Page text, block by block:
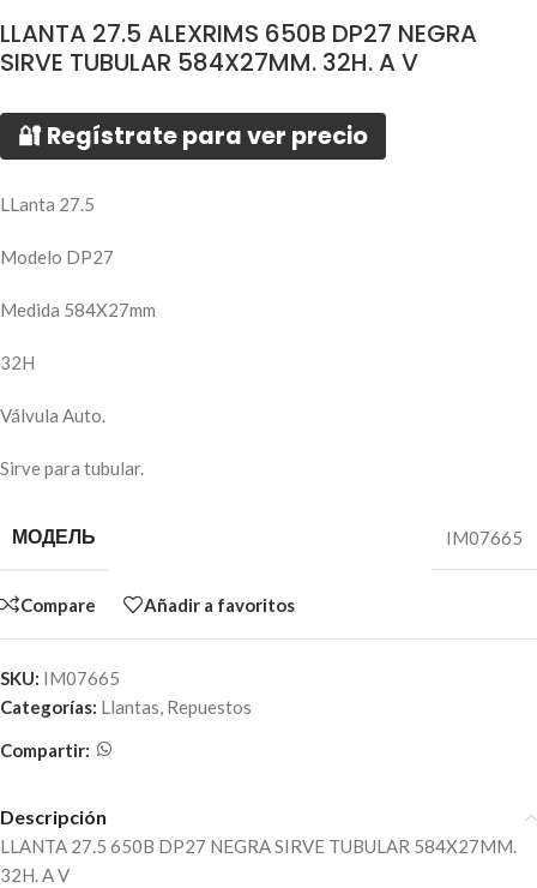
LLANTA 27.5 ALEXRIMS 650B DP27 NEGRA
SIRVE TUBULAR 584X27MM. 32H. A V
🔐 Regístrate para ver precio
LLanta 27.5
Modelo DP27
Medida 584X27mm
32H
Válvula Auto.
Sirve para tubular.
МОДЕЛЬ IM07665
Compare Añadir a favoritos
SKU: IM07665
Categorías: Llantas, Repuestos
Compartir:
Descripción
LLANTA 27.5 650B DP27 NEGRA SIRVE TUBULAR 584X27MM.
32H. A V